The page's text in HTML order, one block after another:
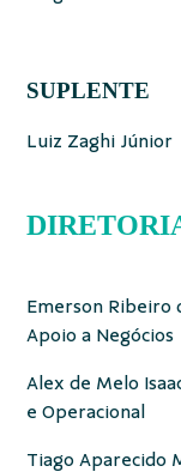
SUPLENTE
Luiz Zaghi Júnior
Emerson Ribeiro
Apoio a Negócios
Alex de Melo
e Operacional
Tiago Aparecido